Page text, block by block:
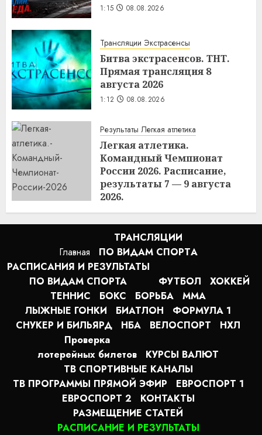
1:15 08.08.2026
Трансляции Экстрасенсы
Битва экстрасенсов. ТНТ.
Прямая трансляция 8
августа 2026
1:12 08.08.2026
Результаты Легкая атлетика
Легкая атлетика.
Командный Чемпионат
России 2026. Расписание,
результаты 7 — 9 августа
2026.
0:54 08.08.2026
Главная
ТРАНСЛЯЦИИ
ПО ВИДАМ СПОРТA
РАСПИСАНИЯ И РЕЗУЛЬТАТЫ
ПО ВИДАМ СПОРТА
ФУТБОЛ
ХОККЕЙ
ТЕННИС
БОКС БОРЬБА
MMA
ЛЫЖНЫЕ ГОНКИ
БИАТЛОН
ФОРМУЛА 1
СНУКЕР И БИЛЬЯРД
НБА ВЕЛОСПОРТ
НХЛ
Проверка
лотерейных билетов
КУРСЫ ВАЛЮТ
ТВ СПОРТИВНЫЕ КАНАЛЫ
ТВ ПРОГРАММЫ ПРЯМОЙ ЭФИР
ЕВРОСПОРТ 1
ЕВРОСПОРТ 2
КОНТАКТЫ
РАЗМЕЩЕНИЕ СТАТЕЙ
РАСПИСАНИЕ И РЕЗУЛЬТАТЫ